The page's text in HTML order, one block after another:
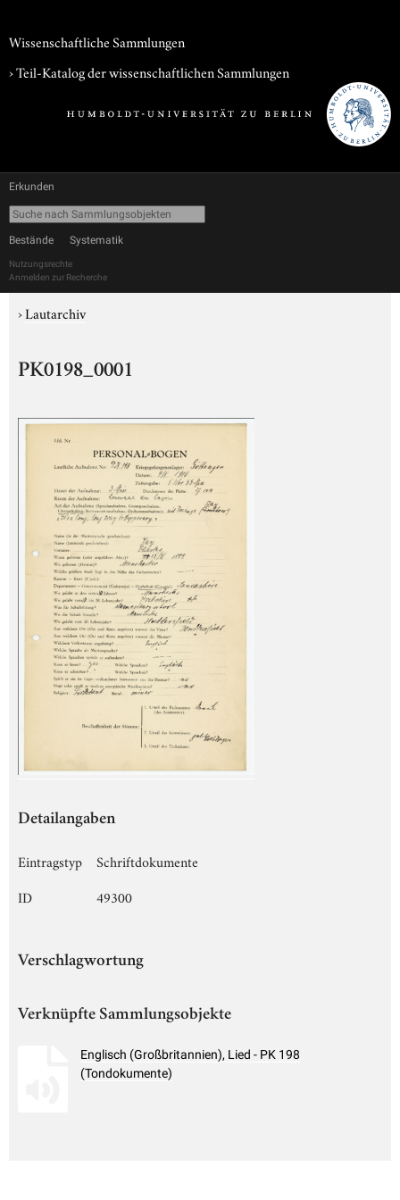
Wissenschaftliche Sammlungen
› Teil-Katalog der wissenschaftlichen Sammlungen
Erkunden
Bestände Systematik
Nutzungsrechte
Anmelden zur Recherche
›Lautarchiv
PK0198_0001
Detailangaben
Eintragstyp
Schriftdokumente
ID
49300
Verschlagwortung
Verknüpfte Sammlungsobjekte
Englisch (Großbritannien), Lied - PK 198
(Tondokumente)